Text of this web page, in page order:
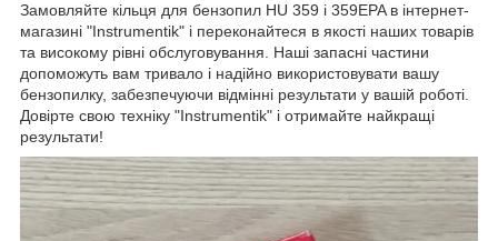
Замовляйте кільця для бензопил HU 359 і 359EPA в інтернет-
магазині "Instrumentik" і переконайтеся в якості наших товарів
та високому рівні обслуговування. Наші запасні частини
допоможуть вам тривало і надійно використовувати вашу
бензопилку, забезпечуючи відмінні результати у вашій роботі.
Довірте свою техніку "Instrumentik" і отримайте найкращі
результати!